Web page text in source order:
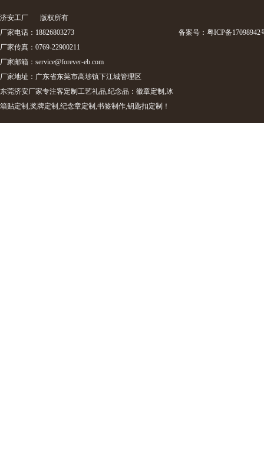
济安工厂
版权所有
厂家电话：18826803273
厂家传真：0769-22900211
厂家邮箱： service@forever-eb.com
厂家地址：广东省东莞市高埗镇下江城管理区
东莞济安厂家专注客定制工艺礼品,纪念品：徽章定制,冰
箱贴定制,奖牌定制,纪念章定制,书签制作,钥匙扣定制！
备案号： 粤ICP备17098942